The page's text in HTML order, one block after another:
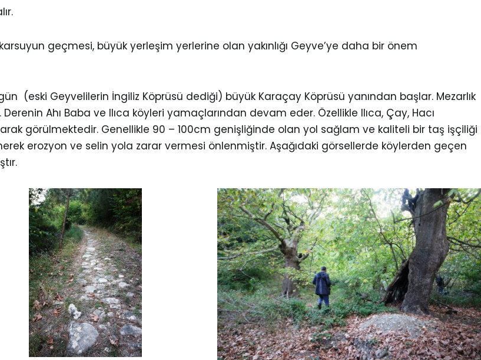
geçmesi, büyük yerleşim yerlerine olan yakınlığı Geyve’ye daha bir önem
(eski Geyvelilerin İngiliz Köprüsü dediği) büyük Karaçay Köprüsü yanından başlar. Mezarlık
Ahı Baba ve Ilıca köyleri yamaçlarından devam eder. Özellikle Ilıca, Çay, Hacı
görülmektedir. Genellikle 90 – 100cm genişliğinde olan yol sağlam ve kaliteli bir taş işçiliği
erozyon ve selin yola zarar vermesi önlenmiştir. Aşağıdaki görsellerde köylerden geçen